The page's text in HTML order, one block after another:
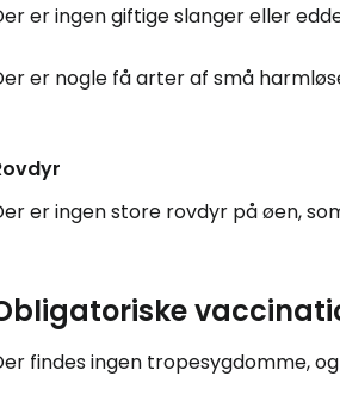
er ingen giftige slanger eller
er nogle få arter af små
er ingen store rovdyr på øen,
findes ingen tropesygdomme,